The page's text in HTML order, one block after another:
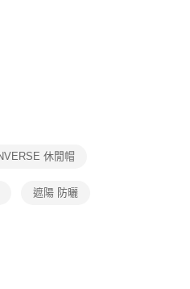
」後，將跳轉至「AFTEE先享後付」
知簡訊。
此簡訊中的連結，可透過四大超商／
，方視為交易完成。
」之結帳頁面顯示為準，若有關於
相關疑問，請聯繫「AFTEE先享後付
support/home
之「AFTEE先享後付」服務完成之交
理人或監護人之同意方可使用
者引起之損失，本公司不負相關責
)免運費
)免運費
休閒帽
遮陽 防曬